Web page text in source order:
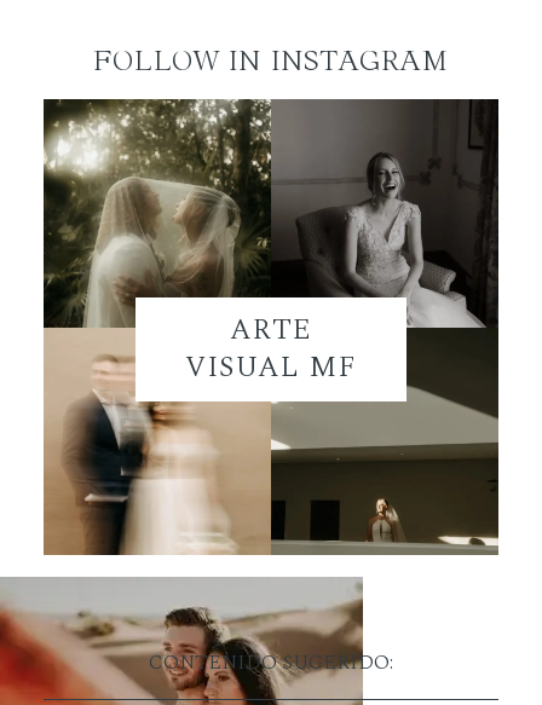
FOLLOW IN INSTAGRAM
ARTE
VISUAL MF
CONTENIDO SUGERIDO: